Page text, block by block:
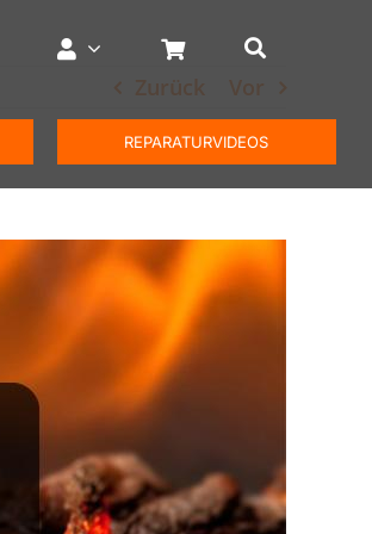
REPARATURVIDEOS
Zurück Vor